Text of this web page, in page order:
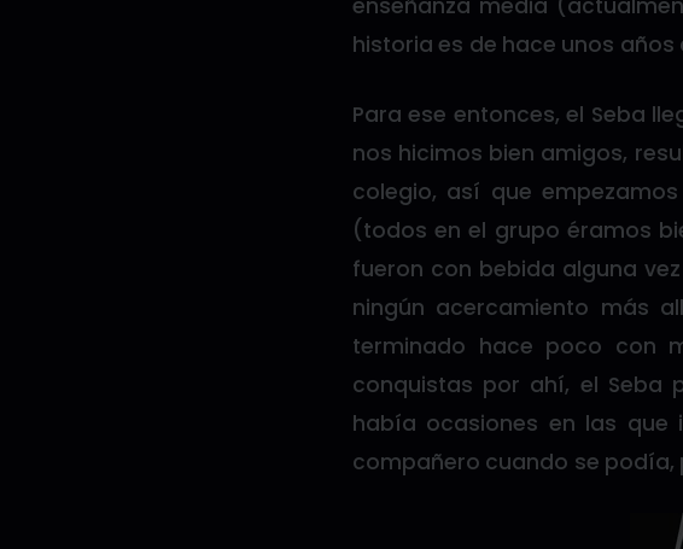
enseñanza media
historia es de hace unos años
Para ese entonces, el Seba
nos hicimos bien amigos,
colegio, así que
(todos en el grupo éramos
fueron con bebida alguna
ningún acercamiento más
terminado hace poco con
conquistas por ahí, el Seba
había ocasiones en las
compañero cuando se podía,